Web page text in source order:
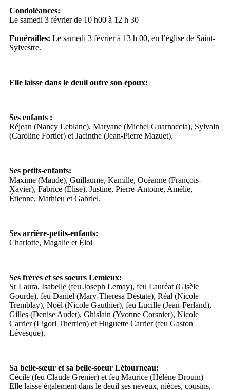
Condoléances:
Le samedi 3 février de 10 h00 à 12 h 30
Funérailles: Le samedi 3 février à 13 h 00, en l’église de Saint-
Sylvestre.
Elle laisse dans le deuil outre son époux:
Ses enfants :
Réjean (Nancy Leblanc), Maryane (Michel Guarnaccia), Sylvain
(Caroline Fortier) et Jacinthe (Jean-Pierre Mazuet).
Ses petits-enfants:
Maxime (Maude), Guillaume, Kamille, Océanne (François-
Xavier), Fabrice (Élise), Justine, Pierre-Antoine, Amélie,
Étienne, Mathieu et Gabriel.
Ses arrière-petits-enfants:
Charlotte, Magalie et Éloi
Ses frères et ses soeurs Lemieux:
Sr Laura, Isabelle (feu Joseph Lemay), feu Lauréat (Gisèle
Gourde), feu Daniel (Mary-Theresa Destate), Réal (Nicole
Tremblay), Noël (Nicole Gauthier), feu Lucille (Jean-Ferland),
Gilles (Denise Audet), Ghislain (Yvonne Corsnier), Nicole
Carrier (Ligori Therrien) et Huguette Carrier (feu Gaston
Lévesque).
Sa belle-sœur et sa belle-soeur Létourneau:
Cécile (feu Claude Grenier) et feu Maurice (Hélène Drouin)
Elle laisse également dans le deuil ses neveux, nièces, cousins,